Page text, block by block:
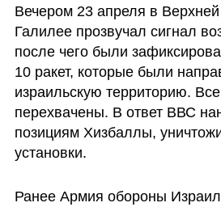
Вечером 23 апреля в
Галилее прозвучал сигнал
после чего были
10 ракет, которые были
израильскую территорию.
перехвачены. В ответ ВВС
позициям Хизбаллы,
установки.
Ранее Армия обороны